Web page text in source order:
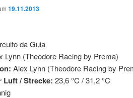
19.11.2013
da Guia
Lynn (Theodore Racing by Prema)
Alex Lynn (Theodore Racing by
Luft / Strecke: 23,6 °C / 31,2 °C